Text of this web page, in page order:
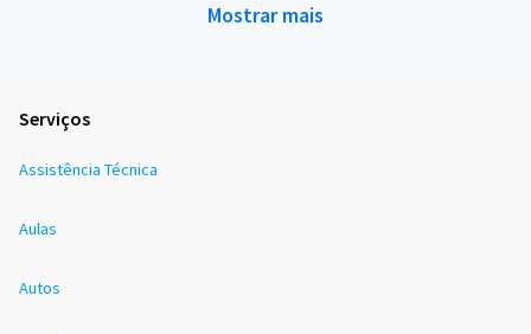
Mostrar mais
Serviços
Assistência Técnica
Aulas
Autos